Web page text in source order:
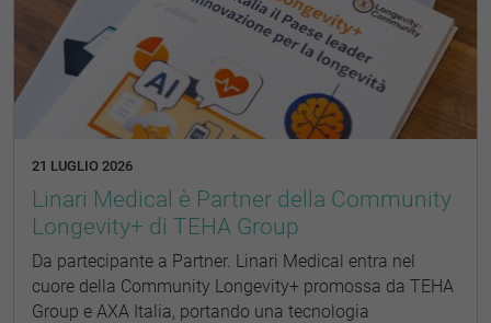
21 LUGLIO 2026
Linari Medical è Partner della Community
Longevity+ di TEHA Group
Da partecipante a Partner. Linari Medical entra nel
cuore della Community Longevity+ promossa da TEHA
Group e AXA Italia, portando una tecnologia